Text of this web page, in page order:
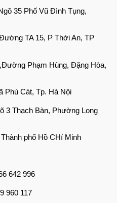
35 Phố Vũ Đình Tụng,
TA 15, P Thới An, TP
Phạm Hùng, Đặng Hòa,
Phú Cát, Tp. Hà Nội
3 Thạch Bàn, Phường Long
phố Hồ CHí Minh
642 996
960 117